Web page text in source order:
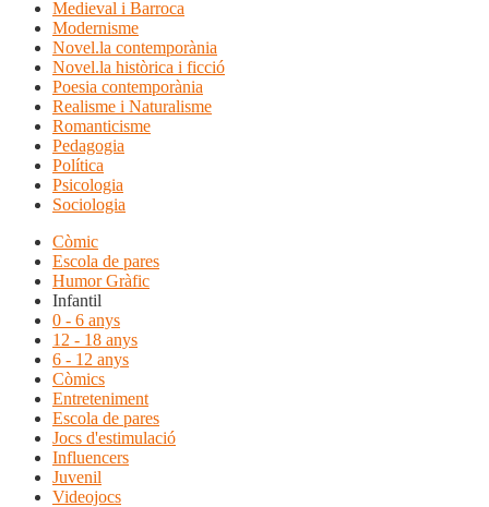
Medieval i Barroca
Modernisme
Novel.la contemporània
Novel.la històrica i ficció
Poesia contemporània
Realisme i Naturalisme
Romanticisme
Pedagogia
Política
Psicologia
Sociologia
Còmic
Escola de pares
Humor Gràfic
Infantil
0 - 6 anys
12 - 18 anys
6 - 12 anys
Còmics
Entreteniment
Escola de pares
Jocs d'estimulació
Influencers
Juvenil
Videojocs